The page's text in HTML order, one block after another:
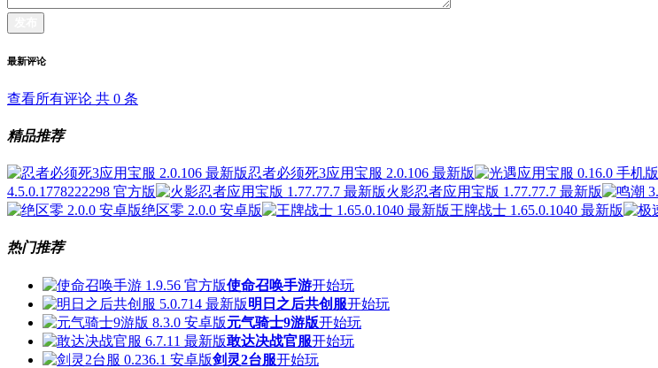
最新评论
查看所有评论 共 0 条
精品推荐
忍者必须死3应用宝服 2.0.106 最新版
4.5.0.1778222298 官方版
火影忍者应用宝版 1.77.77.7 最新版
绝区零 2.0.0 安卓版
王牌战士 1.65.0.1040 最新版
热门推荐
使命召唤手游开始玩
明日之后共创服开始玩
元气骑士9游版开始玩
敢达决战官服开始玩
剑灵2台服开始玩